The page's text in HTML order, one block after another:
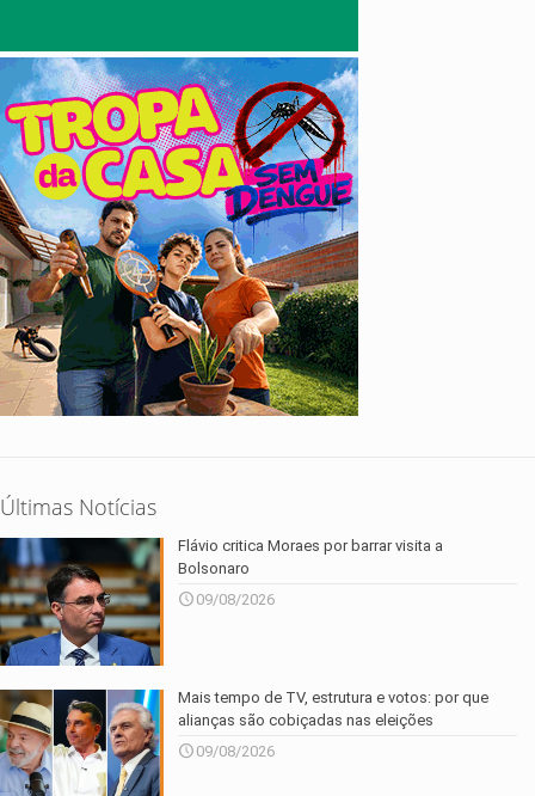
Últimas Notícias
Flávio critica Moraes por barrar visita a
Bolsonaro
09/08/2026
Mais tempo de TV, estrutura e votos: por que
alianças são cobiçadas nas eleições
09/08/2026